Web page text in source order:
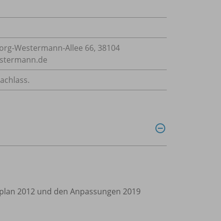
Westermann-Allee 66, 38104
2012 und den Anpassungen 2019